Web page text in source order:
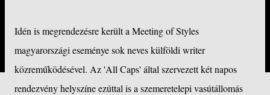
Idén is megrendezésre került a Meeting of Styles
magyarországi eseménye sok neves külföldi writer
közreműködésével. Az 'All Caps' által szervezett két napos
rendezvény helyszíne ezúttal is a szemeretelepi vasútállomás